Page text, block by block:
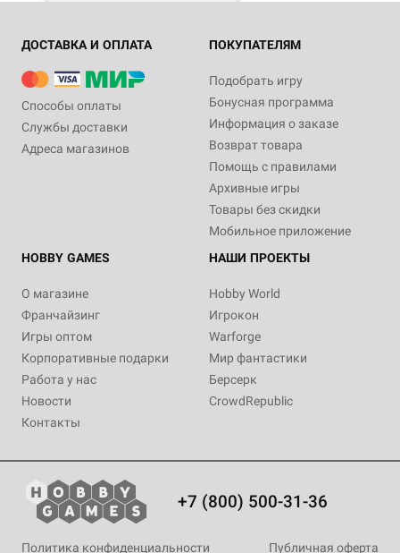
ДОСТАВКА И ОПЛАТА
Способы оплаты
Службы доставки
Адреса магазинов
ПОКУПАТЕЛЯМ
Подобрать игру
Бонусная программа
Информация о заказе
Возврат товара
Помощь с правилами
Архивные игры
Товары без скидки
Мобильное приложение
HOBBY GAMES
О магазине
Франчайзинг
Игры оптом
Корпоративные подарки
Работа у нас
Новости
Контакты
НАШИ ПРОЕКТЫ
Hobby World
Игрокон
Warforge
Мир фантастики
Берсерк
CrowdRepublic
+7 (800) 500-31-36
Политика конфиденциальности Публичная оферта